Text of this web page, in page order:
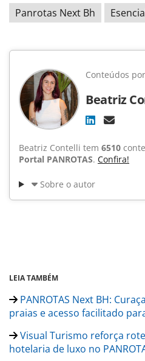
Panrotas Next Bh
Conteúdos por
Beatriz
Beatriz Contelli tem 6510
Portal PANROTAS. Confira!
Sobre o autor
LEIA TAMBÉM
PANROTAS Next BH:
praias e acesso facilitado
Visual Turismo reforça
hotelaria de luxo no